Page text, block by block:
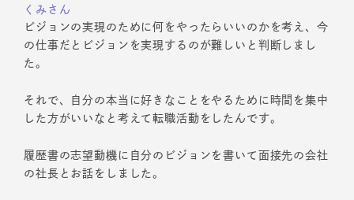
くみさん
ビジョンの実現のために何をやったらいいのかを考え、今
の仕事だとビジョンを実現するのが難しいと判断しまし
た。
それで、自分の本当に好きなことをやるために時間を集中
した方がいいなと考えて転職活動をしたんです。
履歴書の志望動機に自分のビジョンを書いて面接先の会社
の社長とお話をしました。